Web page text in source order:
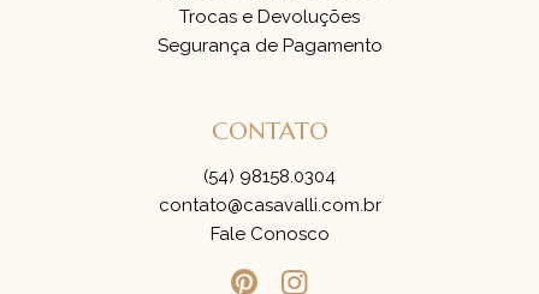
Trocas e Devoluções
Segurança de Pagamento
CONTATO
(54) 98158.0304
contato@casavalli.com.br
Fale Conosco